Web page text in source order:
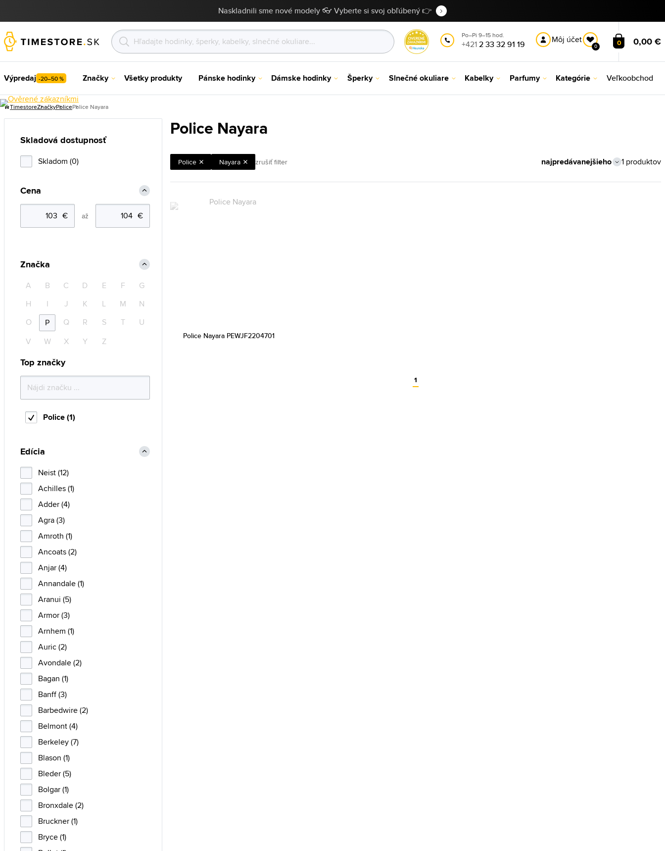
Naskladnili sme nové modely 👓 Vyberte si svoj obľúbený 👉
Po–Pi 9–15 hod.
+4212 33 32 91 19 Môj účet
0 0 0,00 €
Výpredaj -20–50 % Značky Všetky produkty Pánske hodinky Dámske hodinky Šperky Slnečné okuliare Kabelky Parfumy Kategórie Veľkoobchod
TimestoreZnačkyPolicePolice Nayara
Police Nayara
Police Nayara zrušiť filter 1 produktov
Police Nayara PEWJF2204701
1
Skladová dostupnosť
Skladom (0)
Cena
až
Značka
A B C D E F
G
H
I J K L M
N
O
P Q R S T
U
V
W X Y Z
Top značky
Police (1)
Edícia
Neist (12)
Achilles (1)
Adder (4)
Agra (3)
Amroth (1)
Ancoats (2)
Anjar (4)
Annandale (1)
Aranui (5)
Armor (3)
Arnhem (1)
Auric (2)
Avondale (2)
Bagan (1)
Banff (3)
Barbedwire (2)
Belmont (4)
Berkeley (7)
Blason (1)
Bleder (5)
Bolgar (1)
Bronxdale (2)
Bruckner (1)
Bryce (1)